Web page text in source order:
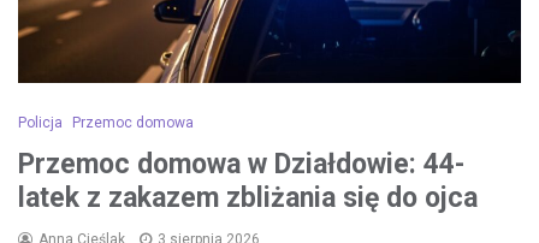
Policja Przemoc domowa
Przemoc domowa w Działdowie: 44-
latek z zakazem zbliżania się do ojca
Anna Cieślak 3 sierpnia 2026